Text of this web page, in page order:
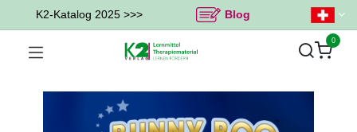
K2-Katalog 2025 >>> Blog
0